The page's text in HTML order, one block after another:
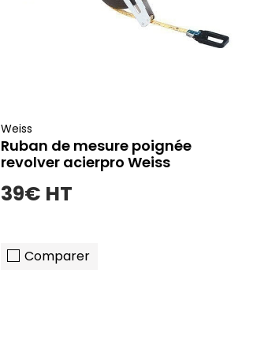
Weiss
Ruban de mesure poignée
revolver acierpro Weiss
39€ HT
Comparer